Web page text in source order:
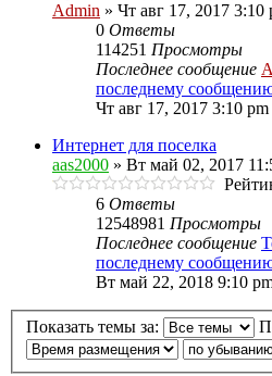
Admin » Чт авг 17, 2017 3:10
0 Ответы
114251 Просмотры
Последнее сообщение
последнему
Чт авг 17, 2017 3:10 pm
Интернет для поселка
aas2000 » Вт май 02, 2017
6 Ответы
12548981 Просмотры
Последнее сообщение
последнему
Вт май 22, 2018 9:10
Показать темы за: